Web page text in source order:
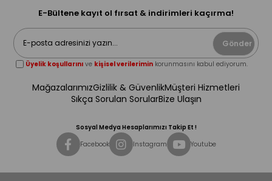
E-Bültene kayıt ol fırsat & indirimleri kaçırma!
Gönder
Üyelik koşullarını ve kişisel verilerimin korunmasını kabul ediyorum.
MağazalarımızGizlilik & GüvenlikMüşteri Hizmetleri
Sıkça Sorulan SorularBize Ulaşın
Sosyal Medya Hesaplarımızı Takip Et !
Facebook
Instagram Youtube